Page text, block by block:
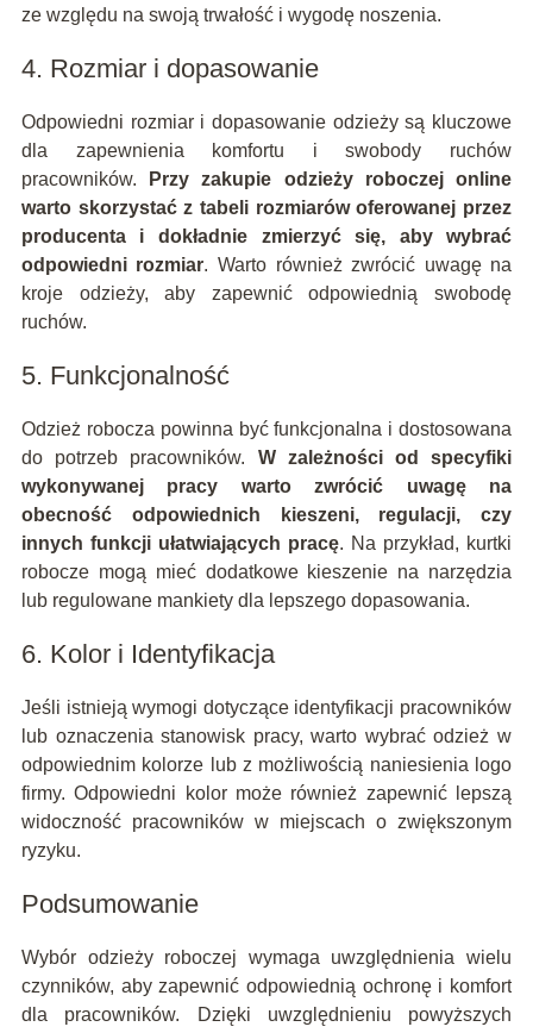
ze względu na swoją trwałość i wygodę noszenia.
4. Rozmiar i dopasowanie
Odpowiedni rozmiar i dopasowanie odzieży są kluczowe
dla zapewnienia komfortu i swobody ruchów
pracowników.
Przy zakupie odzieży roboczej online
warto skorzystać z tabeli rozmiarów oferowanej przez
producenta i dokładnie zmierzyć się, aby wybrać
odpowiedni rozmiar. Warto również zwrócić uwagę na
kroje odzieży, aby zapewnić odpowiednią swobodę
ruchów.
5. Funkcjonalność
Odzież robocza powinna być funkcjonalna i dostosowana
do potrzeb pracowników. W zależności od specyfiki
wykonywanej pracy warto zwrócić uwagę na
obecność odpowiednich kieszeni, regulacji, czy
innych funkcji ułatwiających pracę. Na przykład, kurtki
robocze mogą mieć dodatkowe kieszenie na narzędzia
lub regulowane mankiety dla lepszego dopasowania.
6. Kolor i Identyfikacja
Jeśli istnieją wymogi dotyczące identyfikacji pracowników
lub oznaczenia stanowisk pracy, warto wybrać odzież w
odpowiednim kolorze lub z możliwością naniesienia logo
firmy. Odpowiedni kolor może również zapewnić lepszą
widoczność pracowników w miejscach o zwiększonym
ryzyku.
Podsumowanie
Wybór odzieży roboczej wymaga uwzględnienia wielu
czynników, aby zapewnić odpowiednią ochronę i komfort
dla pracowników. Dzięki uwzględnieniu powyższych